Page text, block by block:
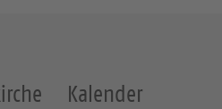
Kalender